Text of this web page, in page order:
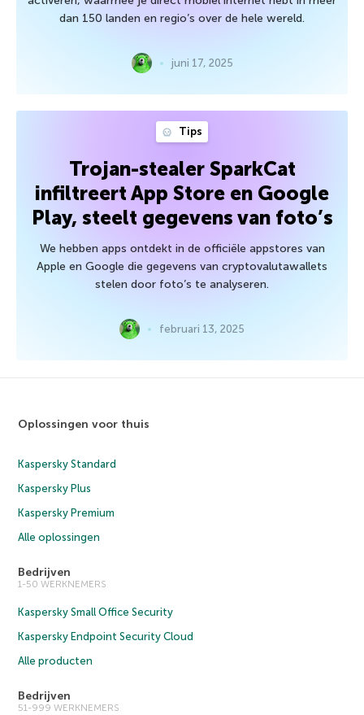
dan 150 landen en regio’s over de hele wereld.
juni 17, 2025
Tips
Trojan-stealer SparkCat
infiltreert App Store en Google
Play, steelt gegevens van foto’s
We hebben apps ontdekt in de officiële appstores van
Apple en Google die gegevens van cryptovalutawallets
stelen door foto’s te analyseren.
februari 13, 2025
Oplossingen voor thuis
Kaspersky Standard
Kaspersky Plus
Kaspersky Premium
Alle oplossingen
Bedrijven
1-50 WERKNEMERS
Kaspersky Small Office Security
Kaspersky Endpoint Security Cloud
Alle producten
Bedrijven
51-999 WERKNEMERS